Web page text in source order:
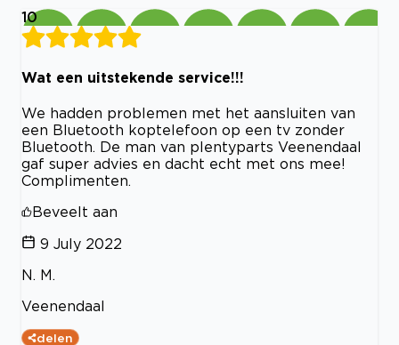
10
Wat een uitstekende service!!!
We hadden problemen met het aansluiten van
een Bluetooth koptelefoon op een tv zonder
Bluetooth. De man van plentyparts Veenendaal
gaf super advies en dacht echt met ons mee!
Complimenten.
Beveelt aan
9 July 2022
N. M.
Veenendaal
delen